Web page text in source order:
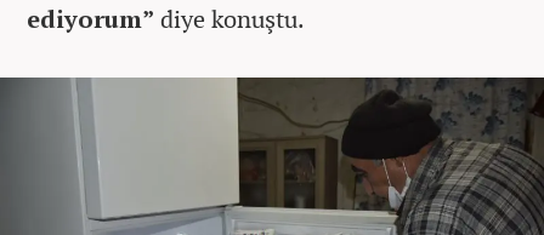
ediyorum” diye konuştu.